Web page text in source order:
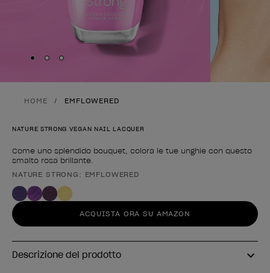
Skip to slide
Skip to slide
Skip to slide
HOME EMFLOWERED
NATURE STRONG VEGAN NAIL LACQUER
Come uno splendido bouquet, colora le tue unghie con questo
smalto rosa brillante.
Forma del prodotto
NATURE STRONG: EMFLOWERED
ACQUISTA ORA SU AMAZON
Descrizione del prodotto